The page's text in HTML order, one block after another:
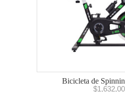
Bicicleta de
$